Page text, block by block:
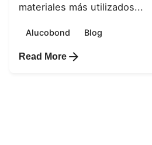
materiales más utilizados...
Alucobond Blog
Read More